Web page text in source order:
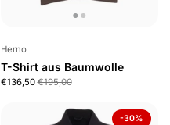
Herno
T-Shirt aus Baumwolle
€136,50 €195,00
-30%